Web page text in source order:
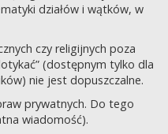
działów i wątków, w
czy religijnych poza
(dostępnym tylko dla
nie jest dopuszczalne.
prywatnych. Do tego
wiadomość).